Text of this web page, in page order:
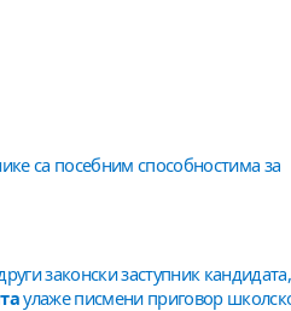
са посебним способностима за
законски заступник кандидата,
улаже писмени приговор